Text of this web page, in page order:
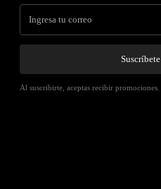
Suscríbete
Al suscribirte, aceptas recibir promociones.